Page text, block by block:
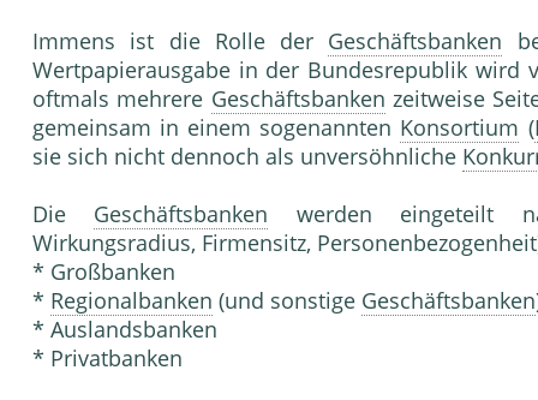
Immens ist die Rolle der Geschäftsbanken
Wertpapierausgabe in der Bundesrepublik
oftmals mehrere Geschäftsbanken zeitweise
gemeinsam in einem sogenannten Konsortium (
sie sich nicht dennoch als unversöhnliche
Die Geschäftsbanken werden eingeteilt
Wirkungsradius, Firmensitz,
* Großbanken
* Regionalbanken (und sonstige Geschäftsbanken
* Auslandsbanken
* Privatbanken